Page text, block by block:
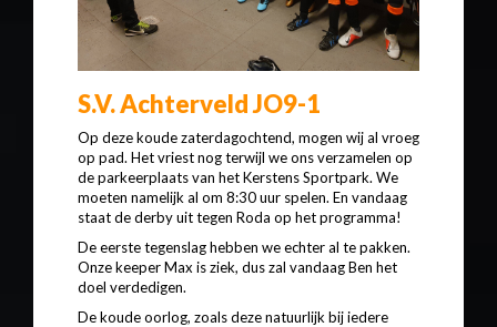
S.V. Achterveld JO9-1
Op deze koude zaterdagochtend, mogen wij al vroeg
op pad. Het vriest nog terwijl we ons verzamelen op
de parkeerplaats van het Kerstens Sportpark. We
moeten namelijk al om 8:30 uur spelen. En vandaag
staat de derby uit tegen Roda op het programma!
De eerste tegenslag hebben we echter al te pakken.
Onze keeper Max is ziek, dus zal vandaag Ben het
doel verdedigen.
De koude oorlog, zoals deze natuurlijk bij iedere